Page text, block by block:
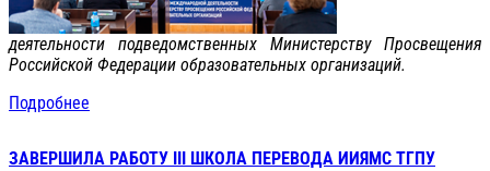
деятельности подведомственных Министерству Просвещения
Российской Федерации образовательных организаций.
Подробнее
ЗАВЕРШИЛА РАБОТУ III ШКОЛА ПЕРЕВОДА ИИЯМС ТГПУ